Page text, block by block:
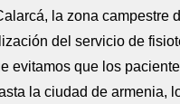
la zona campestre
del servicio de
evitamos que los
la ciudad de armenia,